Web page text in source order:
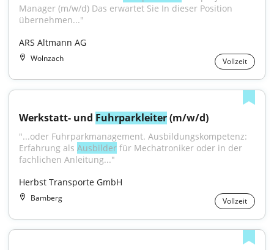
Manager (m/w/d) Das erwartet Sie In dieser Position
übernehmen..."
ARS Altmann AG
Wolnzach Vollzeit
Werkstatt- und Fuhrparkleiter (m/w/d)
"...oder Fuhrparkmanagement. Ausbildungskompetenz:
Erfahrung als Ausbilder für Mechatroniker oder in der
fachlichen Anleitung..."
Herbst Transporte GmbH
Bamberg Vollzeit